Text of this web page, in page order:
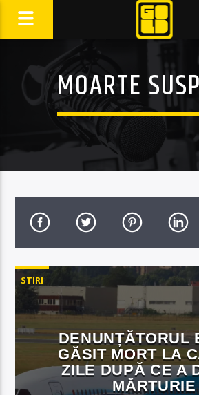
MOARTE
STIRI
DENUNȚĂTORUL
GĂSIT MORT LA
ZILE DUPĂ CE A
MĂRTURIE